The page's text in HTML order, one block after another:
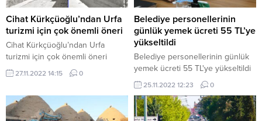
Cihat Kürkçüoğlu’ndan Urfa
turizmi için çok önemli öneri
Cihat Kürkçüoğlu’ndan Urfa
turizmi için çok önemli öneri
27.11.2022 14:15 0
Belediye personellerinin
günlük yemek ücreti 55 TL’ye
yükseltildi
Belediye personellerinin günlük
yemek ücreti 55 TL'ye yükseltildi
25.11.2022 12:23 0